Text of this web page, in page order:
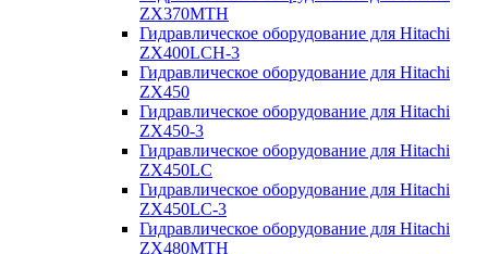
ZX370MTH
Гидравлическое оборудование для Hitachi
ZX400LCH-3
Гидравлическое оборудование для Hitachi
ZX450
Гидравлическое оборудование для Hitachi
ZX450-3
Гидравлическое оборудование для Hitachi
ZX450LC
Гидравлическое оборудование для Hitachi
ZX450LC-3
Гидравлическое оборудование для Hitachi
ZX480MTH